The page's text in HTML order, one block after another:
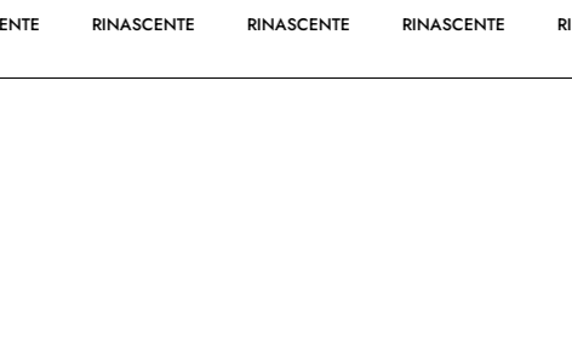
RINASCENTE RINASCENTE RINASCENTE